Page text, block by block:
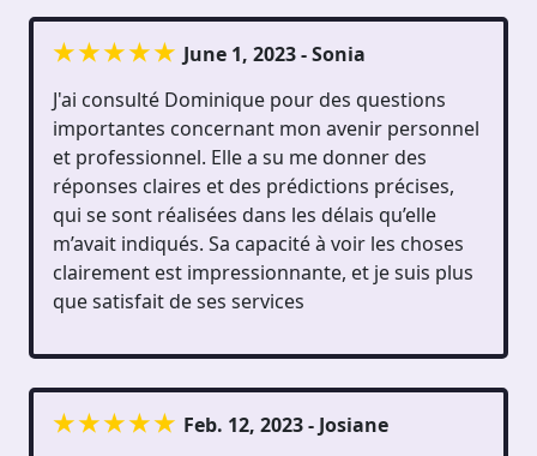
June 1, 2023 - Sonia
J'ai consulté Dominique pour des questions
importantes concernant mon avenir personnel
et professionnel. Elle a su me donner des
réponses claires et des prédictions précises,
qui se sont réalisées dans les délais qu’elle
m’avait indiqués. Sa capacité à voir les choses
clairement est impressionnante, et je suis plus
que satisfait de ses services
Feb. 12, 2023 - Josiane